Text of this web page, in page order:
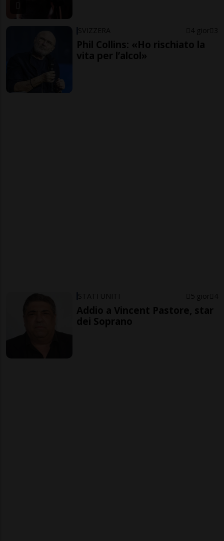
SVIZZERA 4 gior 3
Phil Collins: «Ho rischiato la
vita per l’alcol»
STATI UNITI 5 gior 4
Addio a Vincent Pastore, star
dei Soprano